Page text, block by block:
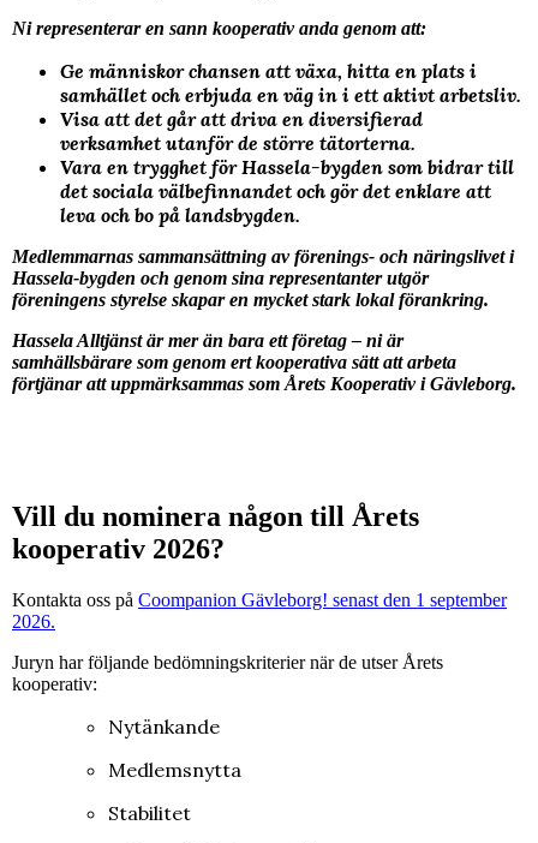
Ni representerar en sann kooperativ anda genom att:
Ge människor chansen att växa, hitta en plats i
samhället och erbjuda en väg in i ett aktivt arbetsliv.
Visa att det går att driva en diversifierad
verksamhet utanför de större tätorterna.
Vara en trygghet för Hassela-bygden som bidrar till
det sociala välbefinnandet och gör det enklare att
leva och bo på landsbygden.
Medlemmarnas sammansättning av förenings- och näringslivet i
Hassela-bygden och genom sina representanter utgör
föreningens styrelse skapar en mycket stark lokal förankring.
Hassela Alltjänst är mer än bara ett företag – ni är
samhällsbärare som genom ert kooperativa sätt att arbeta
förtjänar att uppmärksammas som Årets Kooperativ i Gävleborg.
Vill du nominera någon till Årets
kooperativ 2026?
Kontakta oss på Coompanion Gävleborg! senast den 1 september
2026.
Juryn har följande bedömningskriterier när de utser Årets
kooperativ:
Nytänkande
Medlemsnytta
Stabilitet